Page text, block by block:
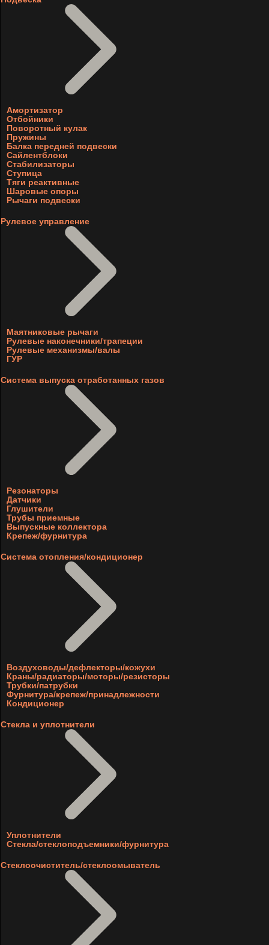
Амортизатор
Отбойники
Поворотный кулак
Пружины
Балка передней подвески
Сайлентблоки
Стабилизаторы
Ступица
Тяги реактивные
Шаровые опоры
Рычаги подвески
Рулевое управление
Маятниковые рычаги
Рулевые наконечники/трапеции
Рулевые механизмы/валы
ГУР
Система выпуска отработанных газов
Резонаторы
Датчики
Глушители
Трубы приемные
Выпускные коллектора
Крепеж/фурнитура
Система отопления/кондиционер
Воздуховоды/дефлекторы/кожухи
Краны/радиаторы/моторы/резисторы
Трубки/патрубки
Фурнитура/крепеж/принадлежности
Кондиционер
Стекла и уплотнители
Уплотнители
Стекла/стеклоподъемники/фурнитура
Стеклоочиститель/стеклоомыватель